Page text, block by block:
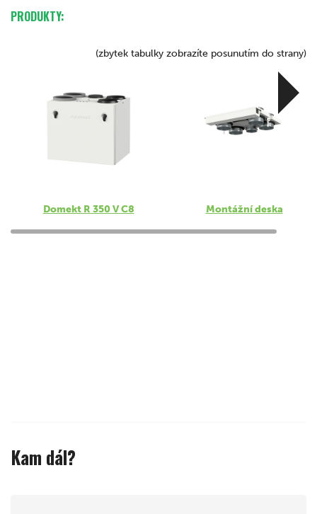
PRODUKTY:
(zbytek tabulky zobrazíte posunutím do strany)
Domekt R 350 V C8 Montážní deska
Kam dál?